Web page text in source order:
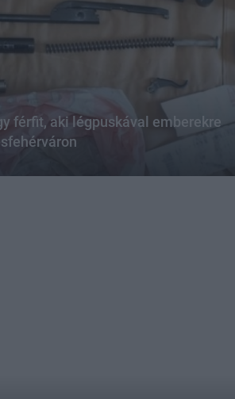
férfit, aki légpuskával emberekre